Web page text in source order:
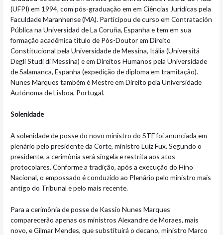
(UFPI) em 1994, com pós-graduação em em Ciências Jurídicas pela
Faculdade Maranhense (MA). Participou de curso em Contratación
Pública na Universidad de La Coruña, Espanha e tem em sua
formação acadêmica título de Pós-Doutor em Direito
Constitucional pela Universidade de Messina, Itália (Universitá
Degli Studi di Messina) e em Direitos Humanos pela Universidade
de Salamanca, Espanha (expedição de diploma em tramitação).
Nunes Marques também é Mestre em Direito pela Universidade
Autónoma de Lisboa, Portugal.
Solenidade
A solenidade de posse do novo ministro do STF foi anunciada em
plenário pelo presidente da Corte, ministro Luiz Fux. Segundo o
presidente, a cerimônia será singela e restrita aos atos
protocolares. Conforme a tradição, após a execução do Hino
Nacional, o empossado é conduzido ao Plenário pelo ministro mais
antigo do Tribunal e pelo mais recente.
Para a cerimônia de posse de Kassio Nunes Marques
comparecerão apenas os ministros Alexandre de Moraes, mais
novo, e Gilmar Mendes, que substituirá o decano, ministro Marco